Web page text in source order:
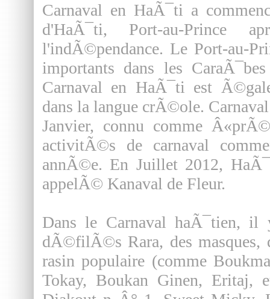
Carnaval en HaÃ¯ti a
d'HaÃ¯ti, Port-au-Prince
l'indÃ©pendance. Le Port-au-
importants dans les
Carnaval en HaÃ¯ti est
dans la langue crÃ©ole.
Janvier, connu comme
activitÃ©s de carnaval
annÃ©e. En Juillet 2012,
appelÃ© Kanaval de Fleur.
Dans le Carnaval haÃ¯tien, il
dÃ©filÃ©s Rara, des masques,
rasin populaire (comme
Tokay, Boukan Ginen, Eritaj,